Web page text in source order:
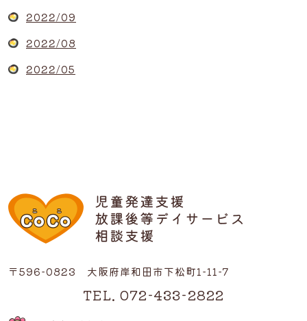
2022/09
2022/08
2022/05
〒596-0823 大阪府岸和田市下松町1-11-7
TEL. 072-433-2822